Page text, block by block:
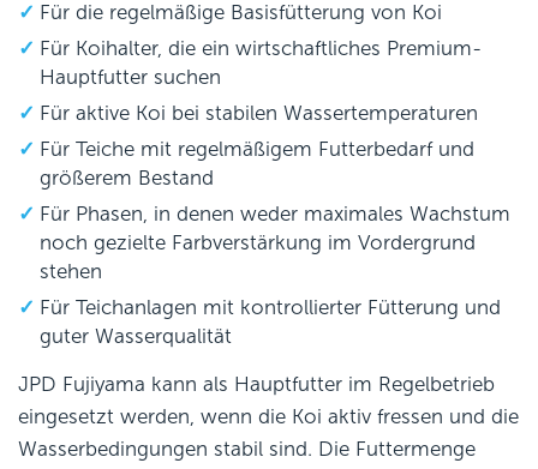
Für die regelmäßige Basisfütterung von Koi
Für Koihalter, die ein wirtschaftliches Premium-
Hauptfutter suchen
Für aktive Koi bei stabilen Wassertemperaturen
Für Teiche mit regelmäßigem Futterbedarf und
größerem Bestand
Für Phasen, in denen weder maximales Wachstum
noch gezielte Farbverstärkung im Vordergrund
stehen
Für Teichanlagen mit kontrollierter Fütterung und
guter Wasserqualität
JPD Fujiyama kann als Hauptfutter im Regelbetrieb
eingesetzt werden, wenn die Koi aktiv fressen und die
Wasserbedingungen stabil sind. Die Futtermenge